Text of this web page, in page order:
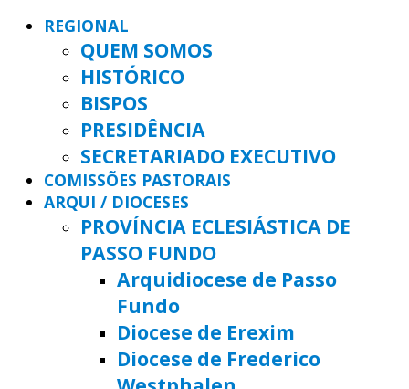
REGIONAL
QUEM SOMOS
HISTÓRICO
BISPOS
PRESIDÊNCIA
SECRETARIADO EXECUTIVO
COMISSÕES PASTORAIS
ARQUI / DIOCESES
PROVÍNCIA ECLESIÁSTICA DE
PASSO FUNDO
Arquidiocese de Passo
Fundo
Diocese de Erexim
Diocese de Frederico